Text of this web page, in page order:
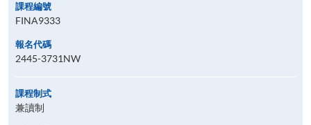
課程編號
FINA9333
報名代碼
2445-3731NW
課程制式
兼讀制